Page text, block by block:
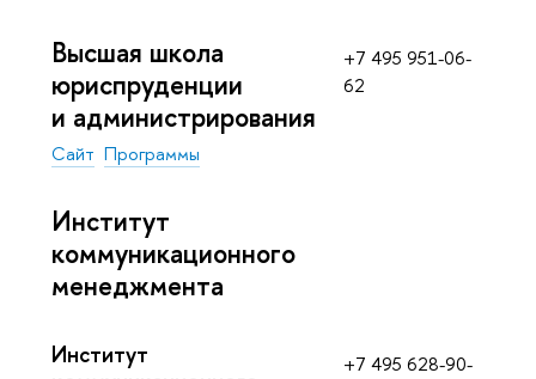
Высшая школа
юриспруденции
и администрирования
Сайт Программы
+7 495 951-06-
62
Институт
коммуникационного
менеджмента
Институт
+7 495 628-90-